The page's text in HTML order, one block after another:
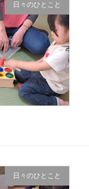
日々のひとこと
日々のひとこと